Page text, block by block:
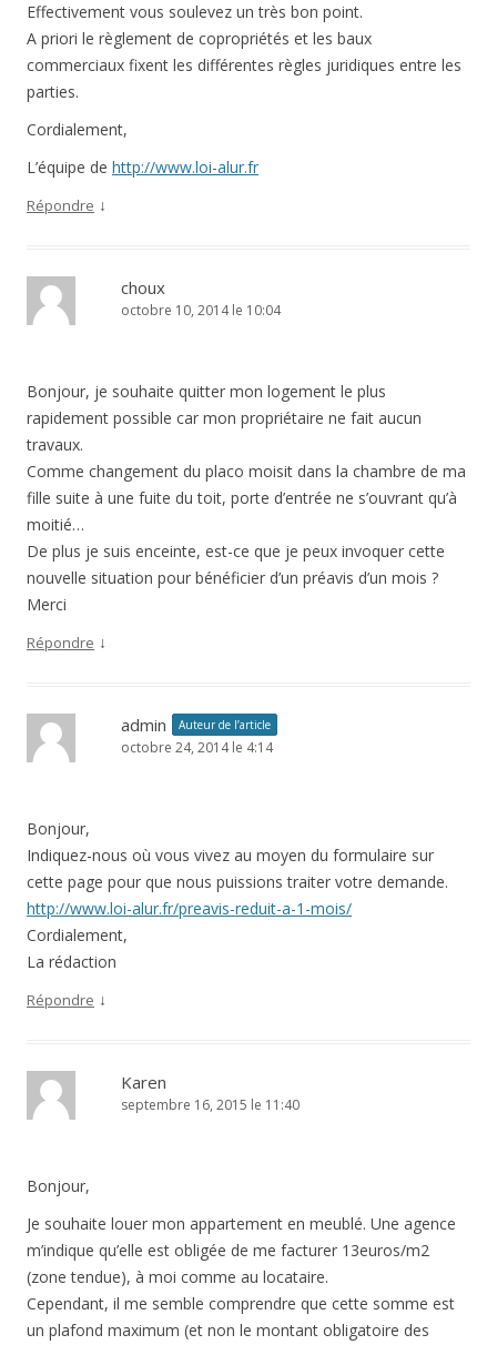
Effectivement vous soulevez un très bon point.
A priori le règlement de copropriétés et les baux
commerciaux fixent les différentes règles juridiques entre les
parties.
Cordialement,
L’équipe de http://www.loi-alur.fr
Répondre ↓
choux
octobre 10, 2014 le 10:04
Bonjour, je souhaite quitter mon logement le plus
rapidement possible car mon propriétaire ne fait aucun
travaux.
Comme changement du placo moisit dans la chambre de ma
fille suite à une fuite du toit, porte d’entrée ne s’ouvrant qu’à
moitié…
De plus je suis enceinte, est-ce que je peux invoquer cette
nouvelle situation pour bénéficier d’un préavis d’un mois ?
Merci
Répondre ↓
admin Auteur de l’article
octobre 24, 2014 le 4:14
Bonjour,
Indiquez-nous où vous vivez au moyen du formulaire sur
cette page pour que nous puissions traiter votre demande.
http://www.loi-alur.fr/preavis-reduit-a-1-mois/
Cordialement,
La rédaction
Répondre ↓
Karen
septembre 16, 2015 le 11:40
Bonjour,
Je souhaite louer mon appartement en meublé. Une agence
m’indique qu’elle est obligée de me facturer 13euros/m2
(zone tendue), à moi comme au locataire.
Cependant, il me semble comprendre que cette somme est
un plafond maximum (et non le montant obligatoire des